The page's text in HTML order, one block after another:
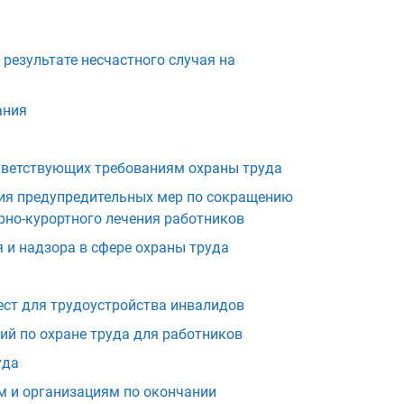
несчастного случая на
требованиям охраны труда
предупредительных мер по сокращению
курортного лечения работников
надзора в сфере охраны труда
для трудоустройства инвалидов
по охране труда для работников
организациям по окончании